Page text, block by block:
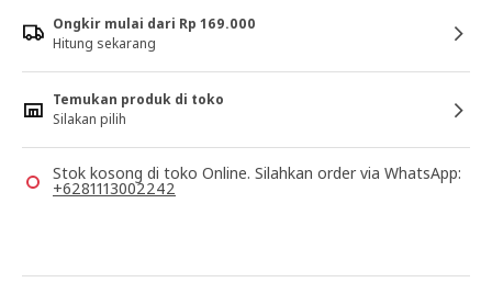
Ongkir mulai dari Rp 169.000
Hitung sekarang
Temukan produk di toko
Silakan pilih
Stok kosong di toko Online. Silahkan order via WhatsApp:
+6281113002242